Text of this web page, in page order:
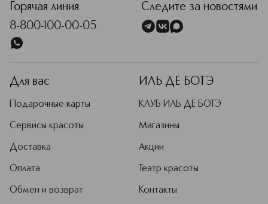
Горячая линия
8-800-100-00-05
Следите за новостями
Для вас
Подарочные карты
Сервисы красоты
Доставка
Оплата
Обмен и возврат
ИЛЬ ДЕ БОТЭ
КЛУБ ИЛЬ ДЕ БОТЭ
Магазины
Акции
Театр красоты
Контакты